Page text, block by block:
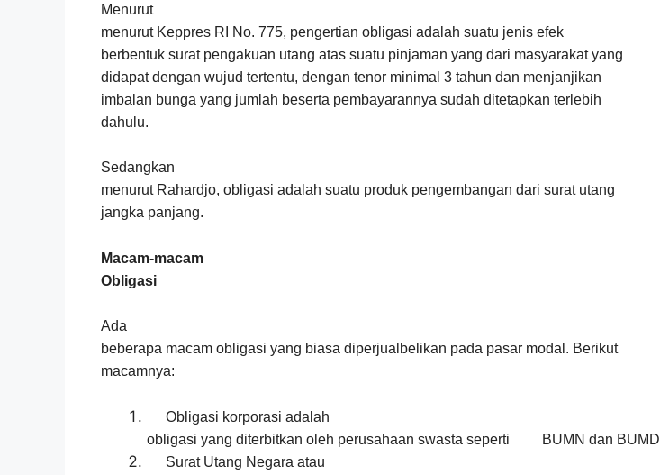
Menurut
menurut Keppres RI No. 775, pengertian obligasi adalah suatu jenis efek
berbentuk surat pengakuan utang atas suatu pinjaman yang dari masyarakat yang
didapat dengan wujud tertentu, dengan tenor minimal 3 tahun dan menjanjikan
imbalan bunga yang jumlah beserta pembayarannya sudah ditetapkan terlebih
dahulu.
Sedangkan
menurut Rahardjo, obligasi adalah suatu produk pengembangan dari surat utang
jangka panjang.
Macam-macam
Obligasi
Ada
beberapa macam obligasi yang biasa diperjualbelikan pada pasar modal. Berikut
macamnya:
Obligasi korporasi adalah
obligasi yang diterbitkan oleh perusahaan swasta seperti BUMN dan BUMD
Surat Utang Negara atau